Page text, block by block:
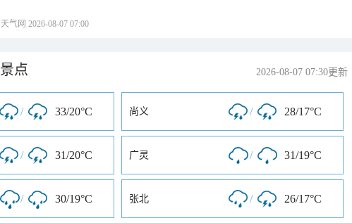
气网 2026-08-07 07:00
点 2026-08-07 07:30更新
/ 33/20°C 尚义 / 28/17°C
/ 31/20°C 广灵 / 31/19°C
/ 30/19°C 张北 / 26/17°C